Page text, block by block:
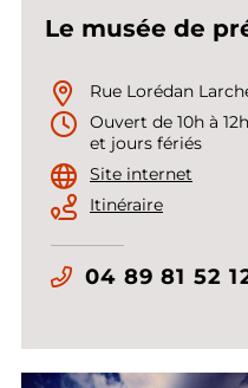
Le musée de
Rue Lorédan
Ouvert de 10h à
et jours fériés
Site internet
Itinéraire
04 89 81 52